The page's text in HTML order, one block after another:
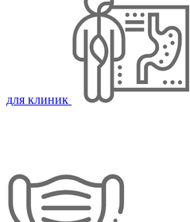
для клиник